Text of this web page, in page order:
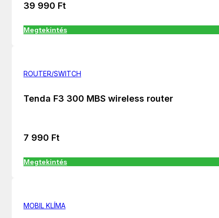
39 990 Ft
Megtekintés
ROUTER/SWITCH
Tenda F3 300 MBS wireless router
7 990 Ft
Megtekintés
MOBIL KLÍMA